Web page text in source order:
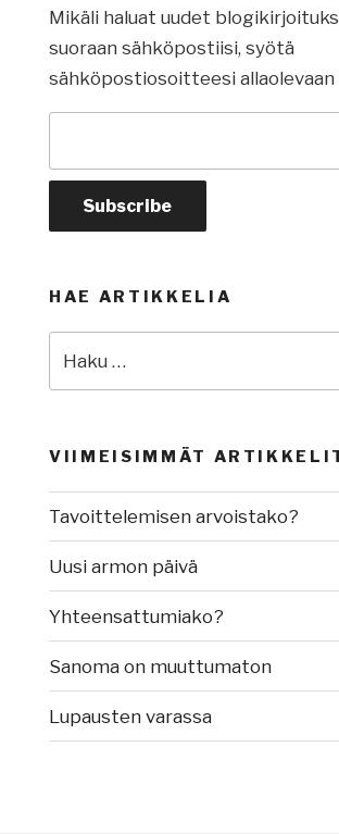
Mikäli haluat uudet
suoraan sähköpostiisi, syötä
sähköpostiosoitteesi
HAE ARTIKKELIA
VIIMEISIMMÄT
Tavoittelemisen arvoistako?
Uusi armon päivä
Yhteensattumiako?
Sanoma on muuttumaton
Lupausten varassa